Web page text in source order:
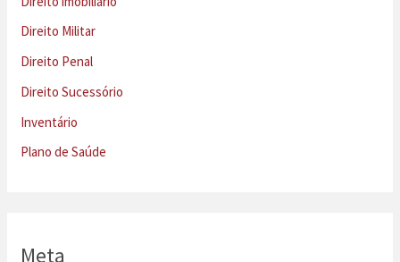
Direito Militar
Direito Penal
Direito Sucessório
Inventário
Plano de Saúde
Meta